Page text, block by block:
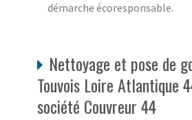
démarche écoresponsable.
Nettoyage et pose de
Touvois Loire Atlantique
société Couvreur 44